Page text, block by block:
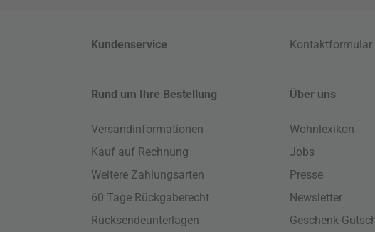
Kundenservice Kontaktformular
Rund um Ihre Bestellung
Versandinformationen
Kauf auf Rechnung
Weitere Zahlungsarten
60 Tage Rückgaberecht
Rücksendeunterlagen
Über uns
Wohnlexikon
Jobs
Presse
Newsletter
Geschenk-